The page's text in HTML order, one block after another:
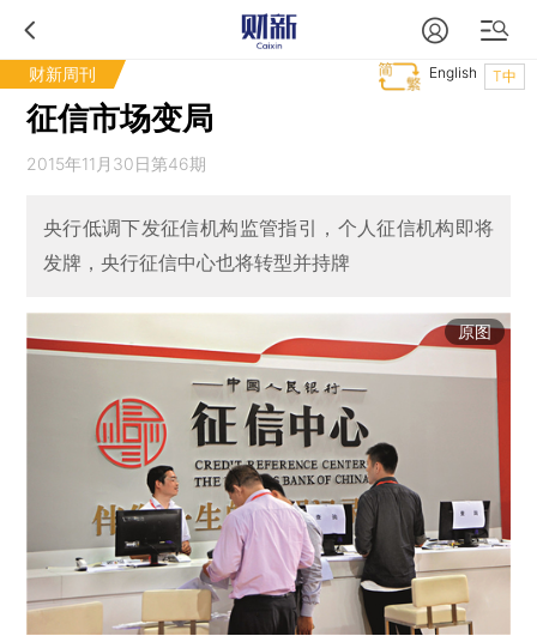
财新周刊 T中
English
征信市场变局
2015年11月30日第46期
央行低调下发征信机构监管指引，个人征信机构即将
发牌，央行征信中心也将转型并持牌
原图